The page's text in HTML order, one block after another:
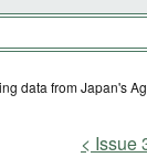
data from Japan's
Issue